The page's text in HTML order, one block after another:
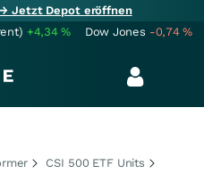
→ Jetzt Depot eröffnen
+4,34% Dow Jones -0,74%
CSI 500 ETF Units